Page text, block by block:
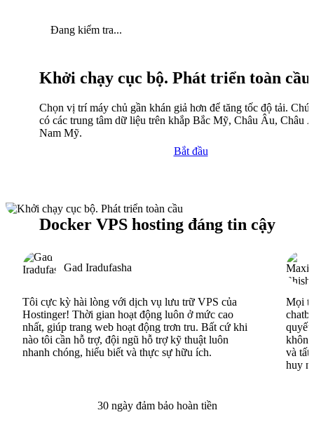
Đang kiểm tra...
Khởi chạy cục bộ. Phát triển toàn cầu
Chọn vị trí máy chủ gần khán giả hơn để tăng tốc độ tải.
có các trung tâm dữ liệu trên khắp Bắc Mỹ, Châu Âu, Châu
Nam Mỹ.
Bắt đầu
Docker VPS hosting đáng tin cậy
Gad Iradufasha
Tôi cực kỳ hài lòng với dịch vụ lưu trữ VPS của
Hostinger! Thời gian hoạt động luôn ở mức cao
nhất, giúp trang web hoạt động trơn tru. Bất cứ khi
nào tôi cần hỗ trợ, đội ngũ hỗ trợ kỹ thuật luôn
nhanh chóng, hiểu biết và thực sự hữu ích.
Mọi
quyết
và tất
huy
30 ngày đảm bảo hoàn tiền